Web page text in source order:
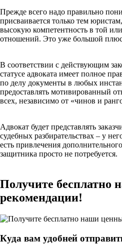
Прежде всего надо правильно
присваивается только тем
высокую компетентность в той
отношений. Это уже большой
В соответствии с действующим
статусе адвоката имеет полное
по делу документы в любых
предоставлять мотивированный
всех, независимо от «чинов и
Адвокат будет представлять
судебных разбирательствах – у
есть привлечения
защитника просто не потребуется.
Получите бесплатно
рекомендации!
Куда вам удобней